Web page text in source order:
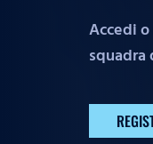
Accedi
squadra